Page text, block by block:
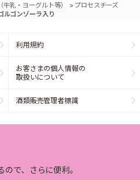
牛乳・ヨーグルト等） > プロセスチーズ
ゴンゾーラ入り
利用規約
お客さまの個人情報の
取扱いについて
酒類販売管理者標識
で、さらに便利。